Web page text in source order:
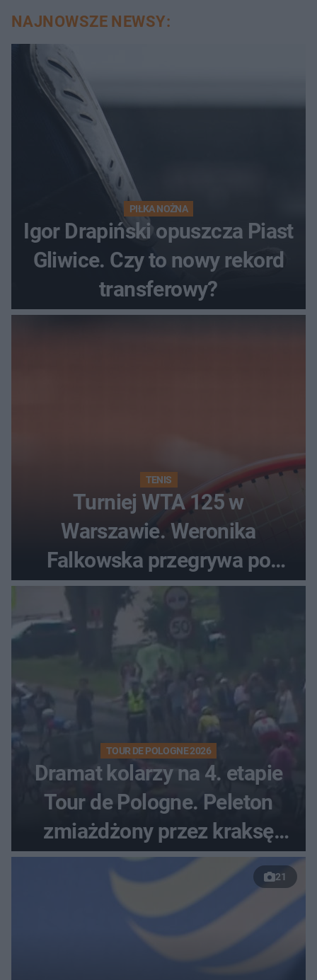
NAJNOWSZE NEWSY:
PIŁKA NOŻNA
Igor Drapiński opuszcza Piast
Gliwice. Czy to nowy rekord
transferowy?
TENIS
Turniej WTA 125 w
Warszawie. Weronika
Falkowska przegrywa po
zaciętym boju
TOUR DE POLOGNE 2026
Dramat kolarzy na 4. etapie
Tour de Pologne. Peleton
zmiażdżony przez kraksę
przed Karpaczem
21